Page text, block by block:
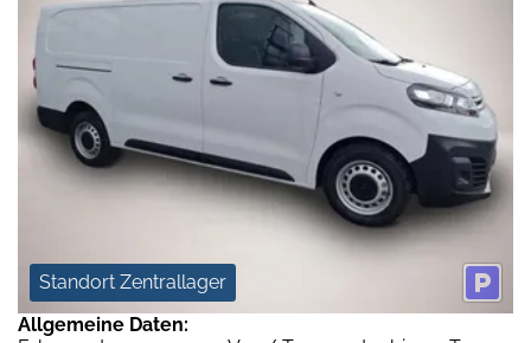
Standort Zentrallager
Allgemeine Daten: